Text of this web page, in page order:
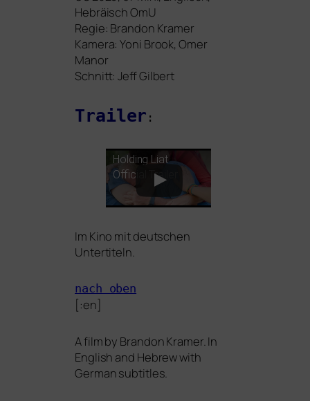
Hebräisch OmU
Regie: Brandon Kramer
Kamera: Yoni Brook, Omer
Manor
Schnitt: Jeff Gilbert
Trailer :
Holding Liat
Official Trailer
Im Kino mit deut­schen
Untertiteln.
nach oben
[:en]
A film by Brandon Kramer. In
English and Hebrew with
German subtitles.